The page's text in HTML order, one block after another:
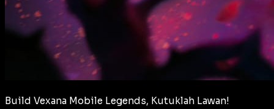
Build Vexana Mobile Legends, Kutuklah Lawan!